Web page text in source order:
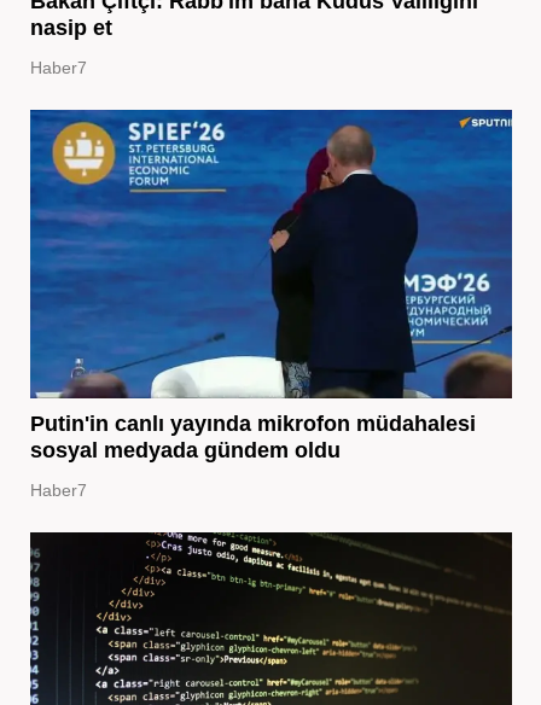
nasip et
Haber7
Putin'in canlı yayında mikrofon müdahalesi
sosyal medyada gündem oldu
Haber7